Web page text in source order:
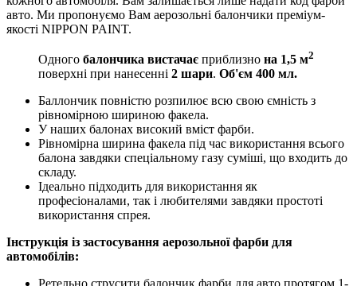
авто. Ми пропонуємо Вам аерозольні балончики преміум-
якості NIPPON PAINT.
Одного балончика вистачає приблизно на 1,5 м2
поверхні при нанесенні 2 шари. Об'єм 400 мл.
Баллончик повністю розпилює всю свою ємність з
рівномірною шириною факела.
У наших балонах високий вміст фарби.
Рівномірна ширина факела під час використання всього
балона завдяки спеціальному газу суміші, що входить до
складу.
Ідеально підходить для використання як
професіоналами, так і любителями завдяки простоті
використання спрея.
Інструкція із застосування аерозольної фарби для
автомобілів:
Ретельно струсити балончик фарби для авто протягом 1-